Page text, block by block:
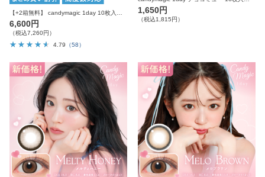
6,600円
（税込7,260円）
4.79 （58）
1,650円
（税込1,815円）